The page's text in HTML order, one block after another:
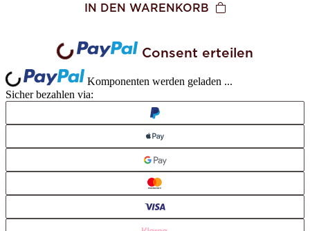
IN DEN WARENKORB
Loading... Consent erteilen
Loading...
Komponenten werden geladen ...
Sicher bezahlen via: